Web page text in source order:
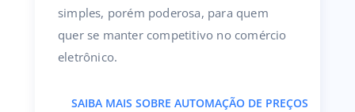
simples, porém poderosa, para quem
quer se manter competitivo no comércio
eletrônico.
SAIBA MAIS SOBRE AUTOMAÇÃO DE PREÇOS